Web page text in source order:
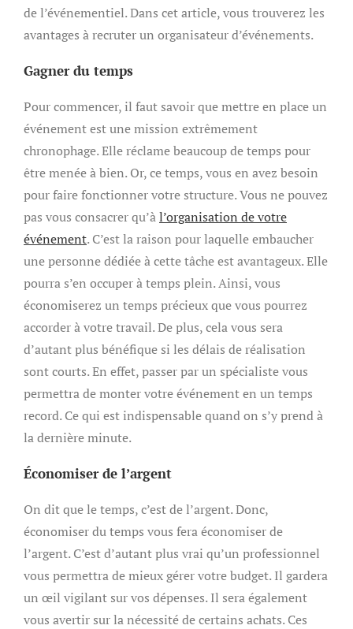
de l’événementiel. Dans cet article, vous trouverez les
avantages à recruter un organisateur d’événements.
Gagner du temps
Pour commencer, il faut savoir que mettre en place un
événement est une mission extrêmement
chronophage. Elle réclame beaucoup de temps pour
être menée à bien. Or, ce temps, vous en avez besoin
pour faire fonctionner votre structure. Vous ne pouvez
pas vous consacrer qu’àl’organisation de votre
événement. C’est la raison pour laquelle embaucher
une personne dédiée à cette tâche est avantageux. Elle
pourra s’en occuper à temps plein. Ainsi, vous
économiserez un temps précieux que vous pourrez
accorder à votre travail. De plus, cela vous sera
d’autant plus bénéfique si les délais de réalisation
sont courts. En effet, passer par un spécialiste vous
permettra de monter votre événement en un temps
record. Ce qui est indispensable quand on s’y prend à
la dernière minute.
Économiser de l’argent
On dit que le temps, c’est de l’argent. Donc,
économiser du temps vous fera économiser de
l’argent. C’est d’autant plus vrai qu’un professionnel
vous permettra de mieux gérer votre budget. Il gardera
un œil vigilant sur vos dépenses. Il sera également
vous avertir sur la nécessité de certains achats. Ces